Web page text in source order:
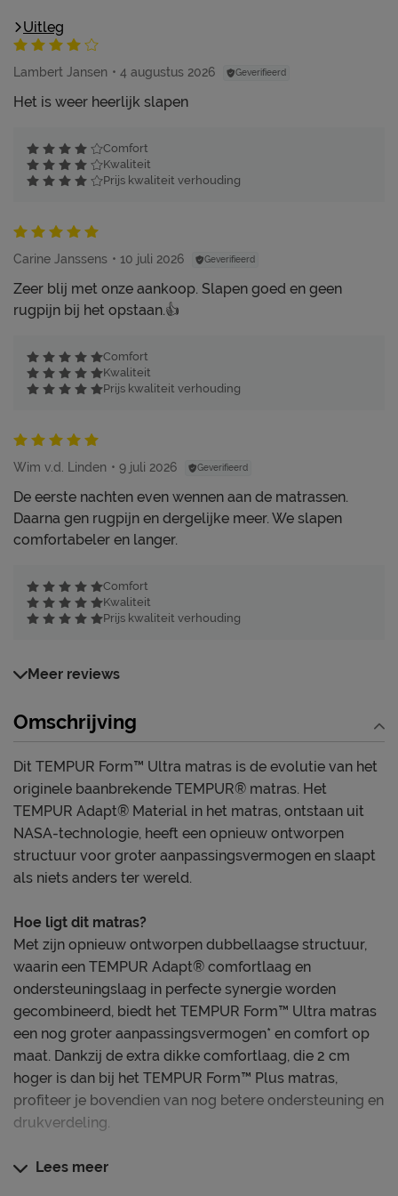
Uitleg
Lambert Jansen 4 augustus 2026 Geverifieerd
Het is weer heerlijk slapen
Comfort
Kwaliteit
Prijs kwaliteit verhouding
Carine Janssens 10 juli 2026 Geverifieerd
Zeer blij met onze aankoop. Slapen goed en geen
rugpijn bij het opstaan.👍
Comfort
Kwaliteit
Prijs kwaliteit verhouding
Wim v.d. Linden 9 juli 2026 Geverifieerd
De eerste nachten even wennen aan de matrassen.
Daarna gen rugpijn en dergelijke meer. We slapen
comfortabeler en langer.
Comfort
Kwaliteit
Prijs kwaliteit verhouding
Meer reviews
Omschrijving
Dit TEMPUR Form™ Ultra matras is de evolutie van het
originele baanbrekende TEMPUR® matras. Het
TEMPUR Adapt® Material in het matras, ontstaan uit
NASA-technologie, heeft een opnieuw ontworpen
structuur voor groter aanpassingsvermogen en slaapt
als niets anders ter wereld.
Hoe ligt dit matras?
Met zijn opnieuw ontworpen dubbellaagse structuur,
waarin een TEMPUR Adapt® comfortlaag en
ondersteuningslaag in perfecte synergie worden
gecombineerd, biedt het TEMPUR Form™ Ultra matras
een nog groter aanpassingsvermogen* en comfort op
maat. Dankzij de extra dikke comfortlaag, die 2 cm
hoger is dan bij het TEMPUR Form™ Plus matras,
profiteer je bovendien van nog betere ondersteuning en
drukverdeling.
Meer over de matrashoes
Lees meer